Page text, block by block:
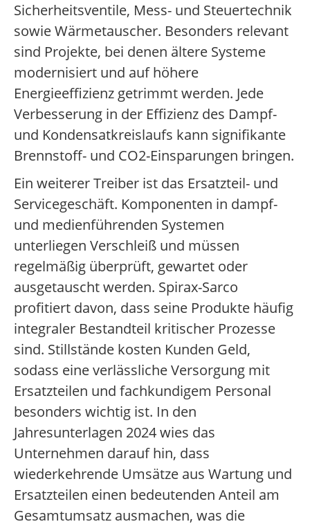
Sicherheitsventile, Mess- und Steuertechnik
sowie Wärmetauscher. Besonders relevant
sind Projekte, bei denen ältere Systeme
modernisiert und auf höhere
Energieeffizienz getrimmt werden. Jede
Verbesserung in der Effizienz des Dampf-
und Kondensatkreislaufs kann signifikante
Brennstoff- und CO2-Einsparungen bringen.
Ein weiterer Treiber ist das Ersatzteil- und
Servicegeschäft. Komponenten in dampf-
und medienführenden Systemen
unterliegen Verschleiß und müssen
regelmäßig überprüft, gewartet oder
ausgetauscht werden. Spirax-Sarco
profitiert davon, dass seine Produkte häufig
integraler Bestandteil kritischer Prozesse
sind. Stillstände kosten Kunden Geld,
sodass eine verlässliche Versorgung mit
Ersatzteilen und fachkundigem Personal
besonders wichtig ist. In den
Jahresunterlagen 2024 wies das
Unternehmen darauf hin, dass
wiederkehrende Umsätze aus Wartung und
Ersatzteilen einen bedeutenden Anteil am
Gesamtumsatz ausmachen, was die